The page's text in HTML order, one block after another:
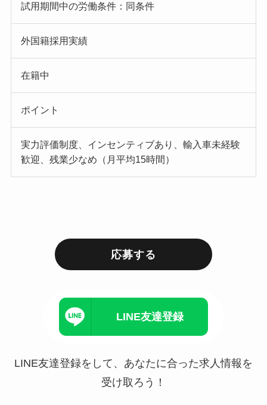
試用期間中の労働条件：同条件
外国籍採用実績
在籍中
ポイント
実力評価制度、インセンティブあり、輸入車未経験
歓迎、残業少なめ（月平均15時間）
応募する
LINE友達登録
LINE友達登録をして、あなたに合った求人情報を
受け取ろう！